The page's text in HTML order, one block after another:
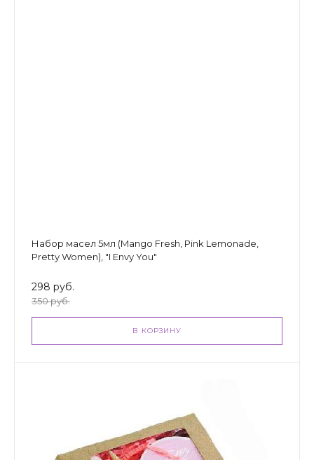
Набор масел 5мл (Mango Fresh, Pink Lemonade,
Pretty Women), "I Envy You"
298 руб.
350 руб.
В КОРЗИНУ